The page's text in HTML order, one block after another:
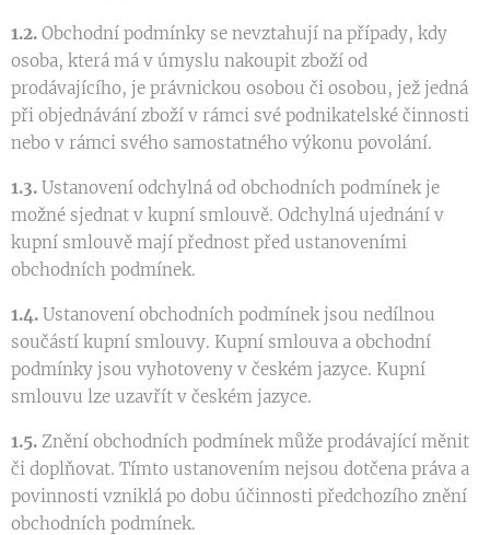
1.2. Obchodní podmínky se nevztahují na případy, kdy
osoba, která má v úmyslu nakoupit zboží od
prodávajícího, je právnickou osobou či osobou, jež jedná
při objednávání zboží v rámci své podnikatelské činnosti
nebo v rámci svého samostatného výkonu povolání.
1.3. Ustanovení odchylná od obchodních podmínek je
možné sjednat v kupní smlouvě. Odchylná ujednání v
kupní smlouvě mají přednost před ustanoveními
obchodních podmínek.
1.4. Ustanovení obchodních podmínek jsou nedílnou
součástí kupní smlouvy. Kupní smlouva a obchodní
podmínky jsou vyhotoveny v českém jazyce. Kupní
smlouvu lze uzavřít v českém jazyce.
1.5. Znění obchodních podmínek může prodávající měnit
či doplňovat. Tímto ustanovením nejsou dotčena práva a
povinnosti vzniklá po dobu účinnosti předchozího znění
obchodních podmínek.